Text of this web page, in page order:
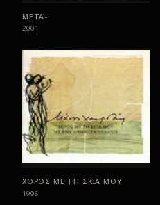
ΜΕΤΑ-
2001
ΧΟΡΟΣ ΜΕ ΤΗ ΣΚΙΑ ΜΟΥ
1998